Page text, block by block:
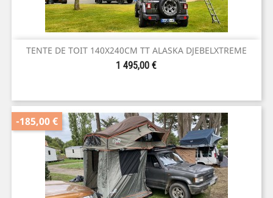
TENTE DE TOIT 140X240CM TT ALASKA DJEBELXTREME
Prix
1 495,00 €
-185,00 €